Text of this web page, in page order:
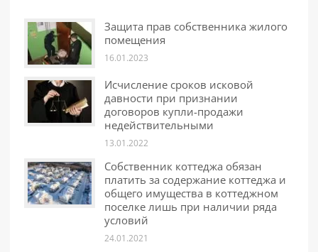
Защита прав собственника жилого
помещения
16.01.2023
Исчисление сроков исковой
давности при признании
договоров купли-продажи
недействительными
13.01.2022
Собственник коттеджа обязан
платить за содержание коттеджа и
общего имущества в коттеджном
поселке лишь при наличии ряда
условий
24.01.2021